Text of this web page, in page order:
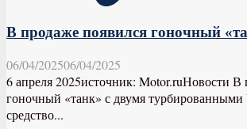
В продаже появился гоночный
06/04/202506/04/2025
6 апреля 2025источник: Motor.ruНовости В
гоночный «танк» с двумя
средство...